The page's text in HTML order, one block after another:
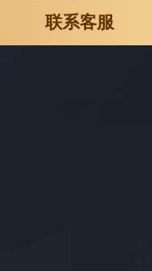
联系客服